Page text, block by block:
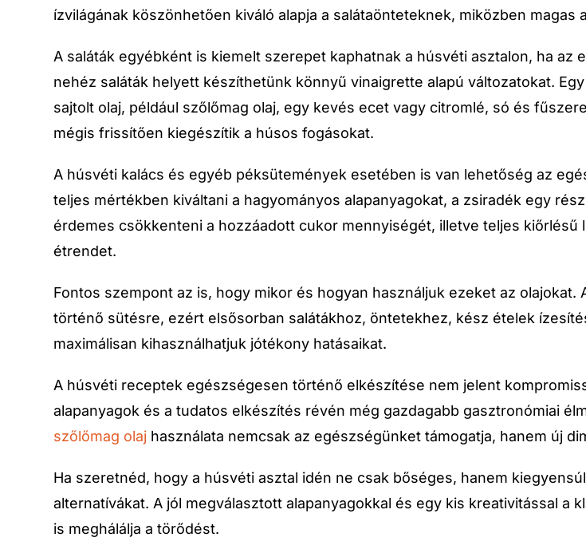
ízvilágának köszönhetően kiváló alapja a salátaönteteknek, miközben
A saláták egyébként is kiemelt szerepet kaphatnak a húsvéti asztalon, ha
nehéz saláták helyett készíthetünk könnyű vinaigrette alapú változatokat.
sajtolt olaj, például szőlőmag olaj, egy kevés ecet vagy citromlé, só és
mégis frissítően kiegészítik a húsos fogásokat.
A húsvéti kalács és egyéb péksütemények esetében is van lehetőség az
teljes mértékben kiváltani a hagyományos alapanyagokat, a zsiradék egy
érdemes csökkenteni a hozzáadott cukor mennyiségét, illetve teljes
étrendet.
Fontos szempont az is, hogy mikor és hogyan használjuk ezeket az
történő sütésre, ezért elsősorban salátákhoz, öntetekhez, kész ételek
maximálisan kihasználhatjuk jótékony hatásaikat.
A húsvéti receptek egészségesen történő elkészítése nem jelent
alapanyagok és a tudatos elkészítés révén még gazdagabb gasztronómiai
szőlőmag olaj használata nemcsak az egészségünket támogatja, hanem új
Ha szeretnéd, hogy a húsvéti asztal idén ne csak bőséges, hanem
alternatívákat. A jól megválasztott alapanyagokkal és egy kis kreativitással
is meghálálja a törődést.